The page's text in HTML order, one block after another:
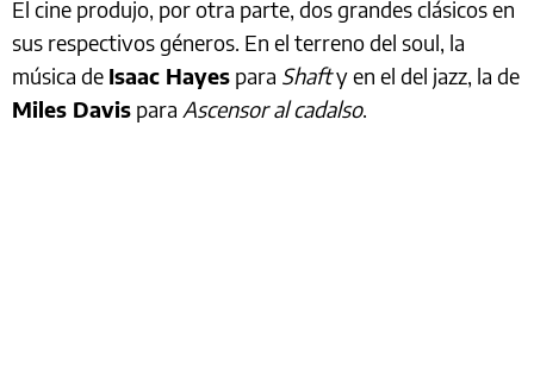
El cine produjo, por otra parte, dos grandes clásicos en
sus respectivos géneros. En el terreno del soul, la
música de Isaac Hayes para Shafty en el del jazz, la de
Miles Davis para Ascensor al cadalso.